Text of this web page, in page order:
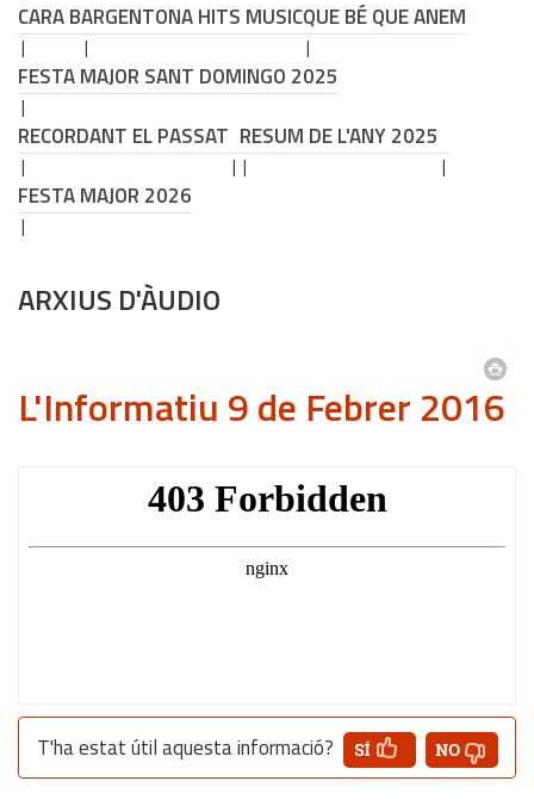
CARA BARGENTONA HITS MUSICQUE BÉ QUE ANEM
FESTA MAJOR SANT DOMINGO 2025
RECORDANT EL PASSAT RESUM DE L'ANY 2025
FESTA MAJOR 2026
ARXIUS D'ÀUDIO
L'Informatiu 9 de Febrer 2016
T'ha estat útil aquesta informació?